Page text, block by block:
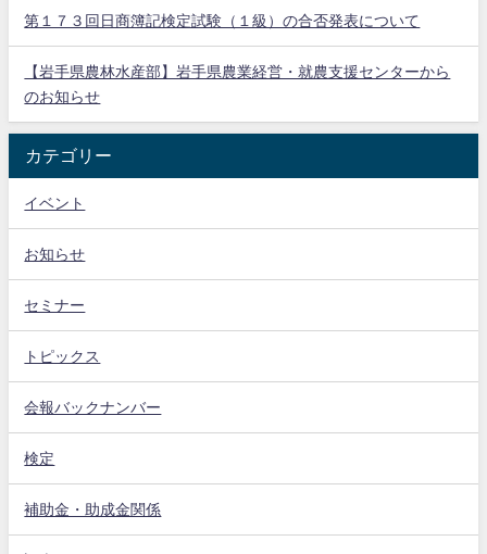
第１７３回日商簿記検定試験（１級）の合否発表について
【岩手県農林水産部】岩手県農業経営・就農支援センターから
のお知らせ
カテゴリー
イベント
お知らせ
セミナー
トピックス
会報バックナンバー
検定
補助金・助成金関係